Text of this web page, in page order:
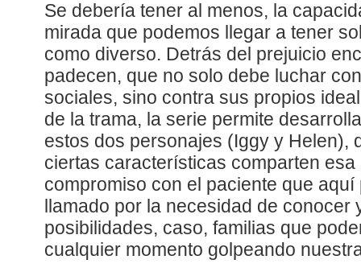
Se debería tener al menos, la
mirada que podemos llegar a tener
como diverso. Detrás del prejuicio
padecen, que no solo debe luchar
sociales, sino contra sus propios
de la trama, la serie permite
estos dos personajes (Iggy y Helen),
ciertas características comparten
compromiso con el paciente que
llamado por la necesidad de
posibilidades, caso, familias que
cualquier momento golpeando